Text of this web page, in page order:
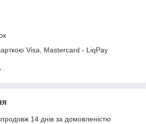
Visa, Mastercard - LiqPay
14 днів за домовленістю